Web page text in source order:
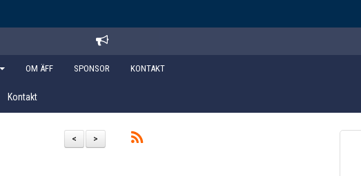
OM ÄFF SPONSOR KONTAKT
Kontakt
>
<